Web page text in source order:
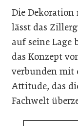
Die Dekoration
lässt das
auf seine Lage
das Konzept
verbunden mit
Attitude, das
Fachwelt